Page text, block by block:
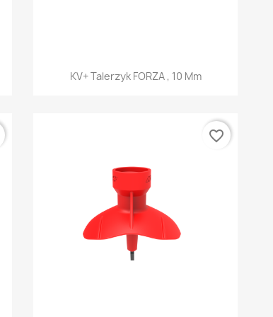
Szybki podgląd
KV+ Talerzyk FORZA , 10 Mm
favorite_border